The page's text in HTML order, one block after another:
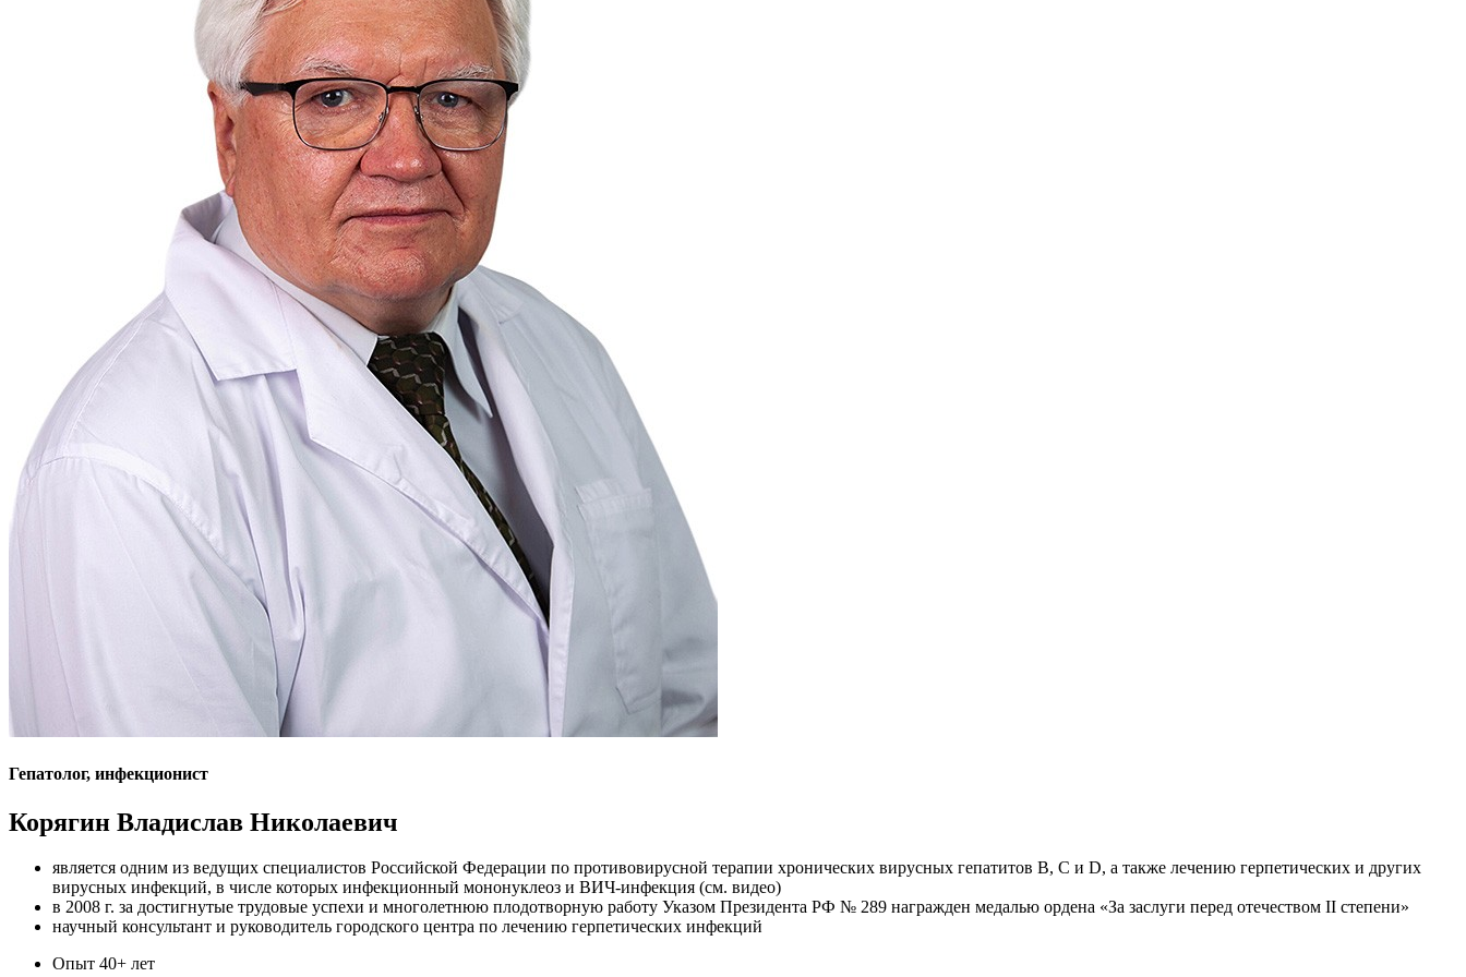
Гепатолог, инфекционист
Корягин Владислав Николаевич
является одним из ведущих специалистов Российской Федерации по противовирусной терапии хронических вирусных гепатитов В, С и D, а также лечению герпетических и других
вирусных инфекций, в числе которых инфекционный мононуклеоз и ВИЧ-инфекция (см. видео)
в 2008 г. за достигнутые трудовые успехи и многолетнюю плодотворную работу Указом Президента РФ № 289 награжден медалью ордена «За заслуги перед отечеством II степени»
научный консультант и руководитель городского центра по лечению герпетических инфекций
Опыт 40+ лет